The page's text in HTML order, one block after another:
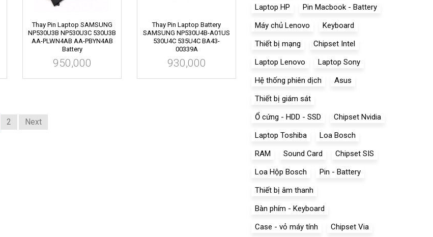
Thay Pin Laptop SAMSUNG
NP530U3B NP530U3C 530U3B
AA-PLWN4AB AA-PBYN4AB
Battery
950,000
Thay Pin Laptop Battery
SAMSUNG NP530U4B-A01US
530U4C 535U4C BA43-
00339A
930,000
2 Next
Laptop HP
Pin Macbook - Battery
Máy chủ Lenovo
Keyboard
Thiết bị mạng
Chipset Intel
Laptop Lenovo
Laptop Sony
Hệ thống phiên dịch
Asus
Thiết bị giám sát
Ổ cứng - HDD - SSD
Chipset Nvidia
Laptop Toshiba
Loa Bosch
RAM
Sound Card
Chipset SIS
Loa Hộp Bosch
Pin - Battery
Thiết bị âm thanh
Bàn phím - Keyboard
Case - vỏ máy tính
Chipset Via